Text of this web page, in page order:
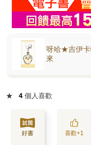
呀哈★吉伊卡
來
★ 4 個人喜歡
好書 喜歡+1